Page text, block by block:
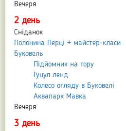
Вечеря
2 день
Сніданок
Полонина Перці + майстер-класи
Буковель
Підйомник на гору
Гуцул ленд
Колесо огляду в Буковелі
Аквапарк Мавка
Вечеря
3 день